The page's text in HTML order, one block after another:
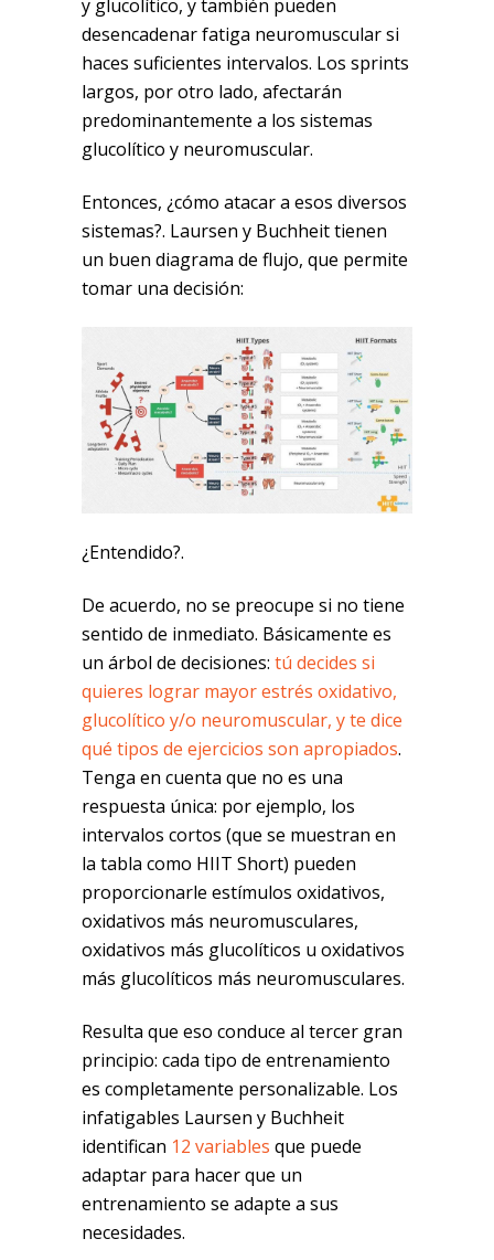
y glucolítico, y también pueden
desencadenar fatiga neuromuscular si
haces suficientes intervalos. Los sprints
largos, por otro lado, afectarán
predominantemente a los sistemas
glucolítico y neuromuscular.
Entonces, ¿cómo atacar a esos diversos
sistemas?. Laursen y Buchheit tienen
un buen diagrama de flujo, que permite
tomar una decisión:
¿Entendido?.
De acuerdo, no se preocupe si no tiene
sentido de inmediato. Básicamente es
un árbol de decisiones: tú decides si
quieres lograr mayor estrés oxidativo,
glucolítico y/o neuromuscular, y te dice
qué tipos de ejercicios son apropiados.
Tenga en cuenta que no es una
respuesta única: por ejemplo, los
intervalos cortos (que se muestran en
la tabla como HIIT Short) pueden
proporcionarle estímulos oxidativos,
oxidativos más neuromusculares,
oxidativos más glucolíticos u oxidativos
más glucolíticos más neuromusculares.
Resulta que eso conduce al tercer gran
principio: cada tipo de entrenamiento
es completamente personalizable. Los
infatigables Laursen y Buchheit
identifican 12 variables que puede
adaptar para hacer que un
entrenamiento se adapte a sus
necesidades.